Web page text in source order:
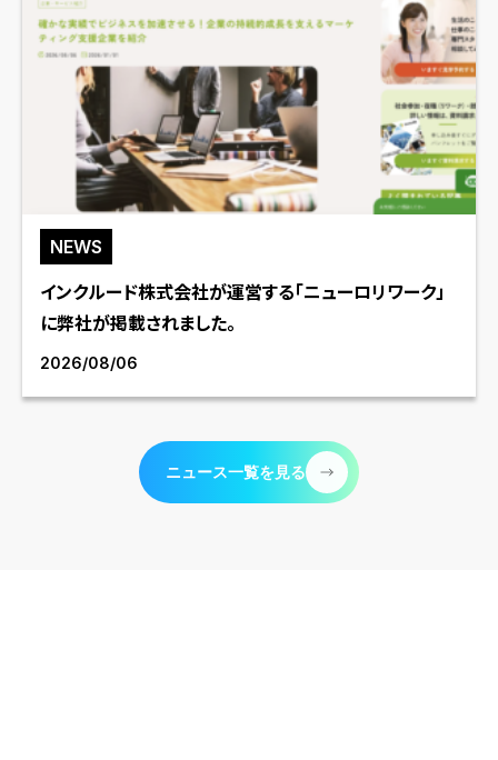
NEWS
インクルード株式会社が運営する「ニューロリワーク」
に弊社が掲載されました。
2026/08/06
ニュース一覧を見る